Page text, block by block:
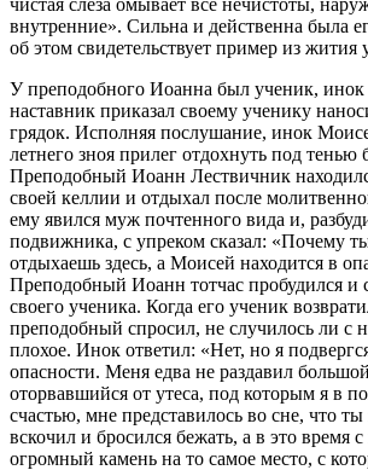
внутренние». Сильна и действенна была
об этом свидетельствует пример из жития
У преподобного Иоанна был ученик,
наставник приказал своему ученику
грядок. Исполняя послушание, инок
летнего зноя прилег отдохнуть под тенью
Преподобный Иоанн Лествичник
своей келлии и отдыхал после
ему явился муж почтенного вида и,
подвижника, с упреком сказал: «Почему
отдыхаешь здесь, а Моисей находится в
Преподобный Иоанн тотчас пробудился и
своего ученика. Когда его ученик
преподобный спросил, не случилось ли с
плохое. Инок ответил: «Нет, но я
опасности. Меня едва не раздавил
оторвавшийся от утеса, под которым я в
счастью, мне представилось во сне, что
вскочил и бросился бежать, а в это время
огромный камень на то самое место, с